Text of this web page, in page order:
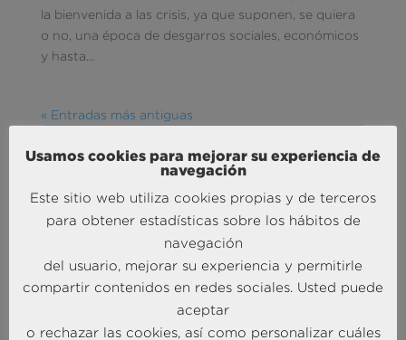
la bienvenida a las crisis, ya que suponen, se quiera
o no, una época de desgarros sociales, económicos
y hasta...
« Entradas más antiguas
MÁS NOTICIAS SOBRE: ACTUALIDAD
BRAINTRUST
Usamos cookies para mejorar su experiencia de
navegación
Este sitio web utiliza cookies propias y de terceros
para obtener estadísticas sobre los hábitos de
navegación
del usuario, mejorar su experiencia y permitirle
compartir contenidos en redes sociales. Usted puede
aceptar
o rechazar las cookies, así como personalizar cuáles